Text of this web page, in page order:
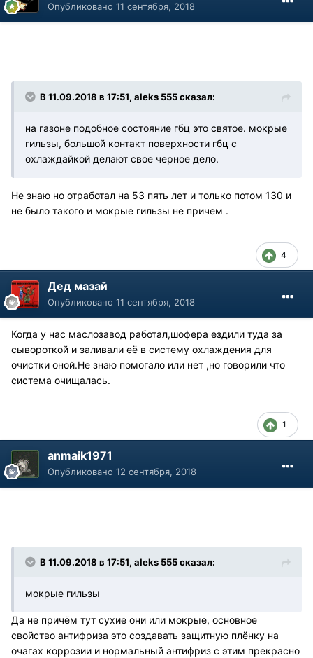
Опубликовано 11 сентября, 2018
В 11.09.2018 в 17:51, aleks 555 сказал:
на газоне подобное состояние гбц это святое. мокрые
гильзы, большой контакт поверхности гбц с
охлаждайкой делают свое черное дело.
Не знаю но отработал на 53 пять лет и только потом 130 и
не было такого и мокрые гильзы не причем .
4
Дед мазай
Опубликовано 11 сентября, 2018
Когда у нас маслозавод работал,шофера ездили туда за
сывороткой и заливали её в систему охлаждения для
очистки оной.Не знаю помогало или нет ,но говорили что
система очищалась.
1
anmaik1971
Опубликовано 12 сентября, 2018
В 11.09.2018 в 17:51, aleks 555 сказал:
мокрые гильзы
Да не причём тут сухие они или мокрые, основное
свойство антифриза это создавать защитную плёнку на
очагах коррозии и нормальный антифриз с этим прекрасно